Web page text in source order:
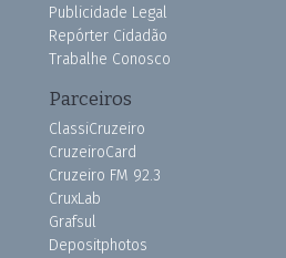
Publicidade Legal
Repórter Cidadão
Trabalhe Conosco
Parceiros
ClassiCruzeiro
CruzeiroCard
Cruzeiro FM 92.3
CruxLab
Grafsul
Depositphotos